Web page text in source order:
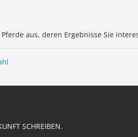
aus, deren Ergebnisse Sie
SCHREIBEN.